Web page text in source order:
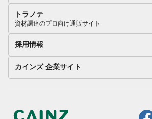
トラノテ
資材調達のプロ向け通販サイト
採用情報
カインズ 企業サイト